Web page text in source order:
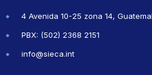
4 Avenida 10-25 zona 14,
PBX: (502) 2368 2151
info@sieca.int